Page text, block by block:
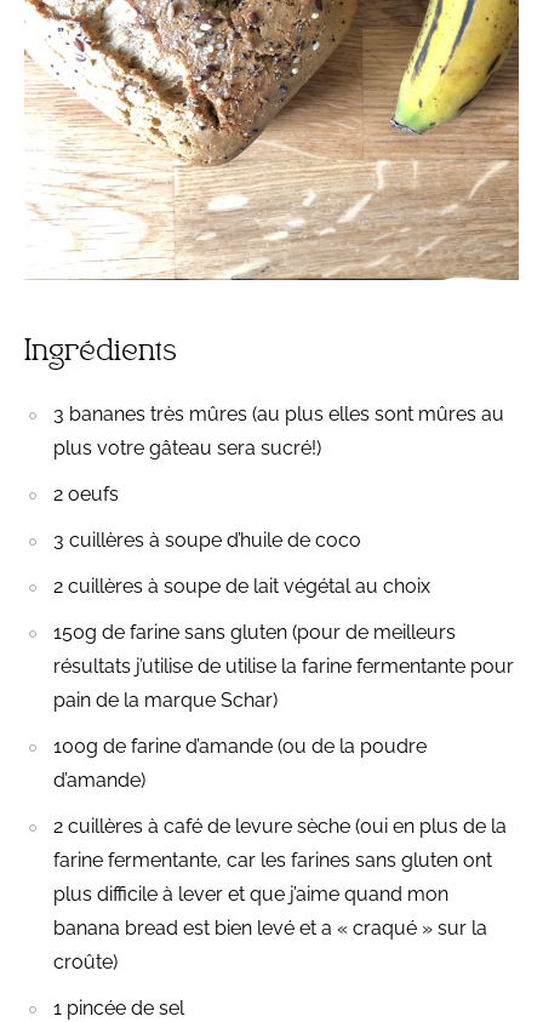
Ingrédients
3 bananes très mûres (au plus elles sont mûres au
plus votre gâteau sera sucré!)
2 oeufs
3 cuillères à soupe d’huile de coco
2 cuillères à soupe de lait végétal au choix
150g de farine sans gluten (pour de meilleurs
résultats j’utilise de utilise la farine fermentante pour
pain de la marque Schar)
100g de farine d’amande (ou de la poudre
d’amande)
2 cuillères à café de levure sèche (oui en plus de la
farine fermentante, car les farines sans gluten ont
plus difficile à lever et que j’aime quand mon
banana bread est bien levé et a « craqué » sur la
croûte)
1 pincée de sel